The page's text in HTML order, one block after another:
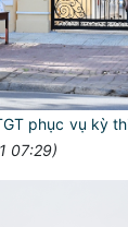
phục vụ kỳ
07:29)